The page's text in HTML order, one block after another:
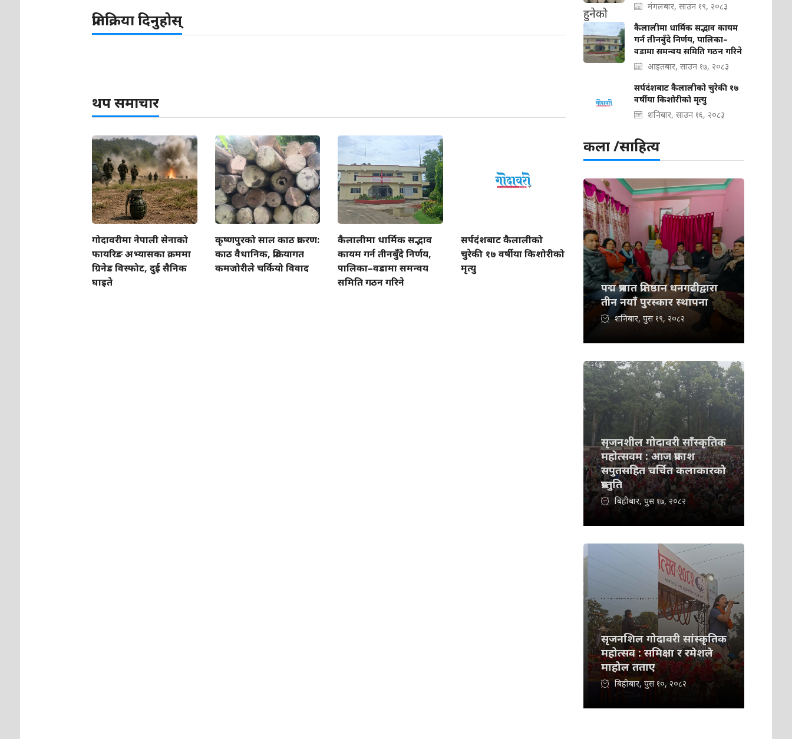
प्रतिक्रिया दिनुहोस्
थप समाचार
गोदावरीमा नेपाली सेनाको
फायरिङ अभ्यासका क्रममा
ग्रिनेड विस्फोट, दुई सैनिक
घाइते
कृष्णपुरको साल काठ प्रकरण:
काठ वैधानिक, प्रक्रियागत
कमजोरीले चर्कियो विवाद
कैलालीमा धार्मिक सद्भाव
कायम गर्न तीनबुँदे निर्णय,
पालिका–वडामा समन्वय
समिति गठन गरिने
सर्पदंशबाट कैलालीको
चुरेकी १७ वर्षीया किशोरीको
मृत्यु
मंगलबार, साउन १९, २०८३
कैलालीमा धार्मिक सद्भाव कायम
गर्न तीनबुँदे निर्णय, पालिका–
वडामा समन्वय समिति गठन गरिने
आइतबार, साउन १७, २०८३
सर्पदंशबाट कैलालीको चुरेकी १७
वर्षीया किशोरीको मृत्यु
शनिबार, साउन १६, २०८३
कला /साहित्य
पद्म प्रभात प्रतिष्ठान धनगढीद्वारा
तीन नयाँ पुरस्कार स्थापना
शनिबार, पुस १९, २०८२
सृजनशील गोदावरी साँस्कृतिक
महोत्सवम : आज प्रकाश
सपुतसहित चर्चित कलाकारको
प्रस्तुति
बिहीबार, पुस १७, २०८२
सृजनशिल गोदावरी सांस्कृतिक
महोत्सव : समिक्षा र रमेशले
माहोल तताए
बिहीबार, पुस १०, २०८२